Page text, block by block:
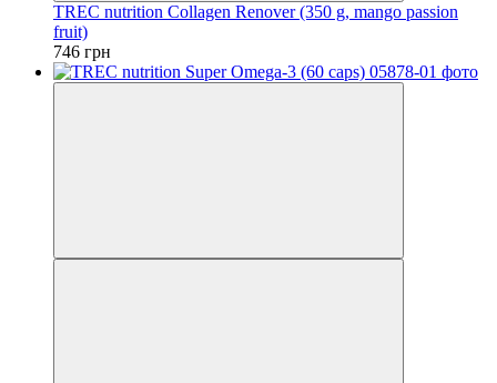
TREC nutrition Collagen Renover (350 g, mango passion
fruit)
746 грн